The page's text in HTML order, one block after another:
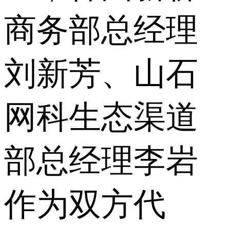
商务部总经理
刘新芳、山石
网科生态渠道
部总经理李岩
作为双方代